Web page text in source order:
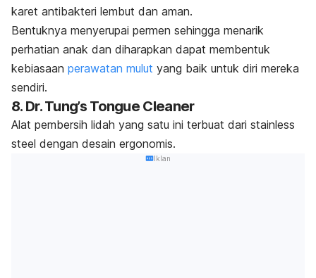
karet antibakteri lembut dan aman.
Bentuknya menyerupai permen sehingga menarik
perhatian anak dan diharapkan dapat membentuk
kebiasaan perawatan mulut yang baik untuk diri mereka
sendiri.
8. Dr. Tung’s Tongue Cleaner
Alat pembersih lidah yang satu ini terbuat dari stainless
steel dengan desain ergonomis.
Iklan